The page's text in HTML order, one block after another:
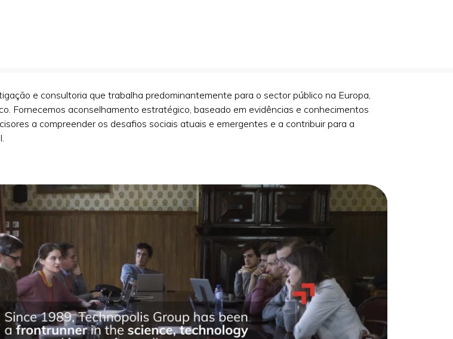
e consultoria que trabalha predominantemente para o sector público na Europa,
Fornecemos aconselhamento estratégico, baseado em evidências e conhecimentos
a compreender os desafios sociais atuais e emergentes e a contribuir para a